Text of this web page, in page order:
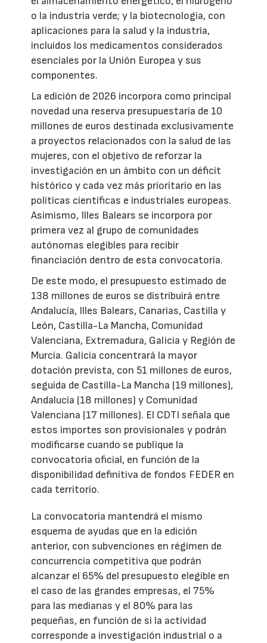
o la industria verde; y la biotecnología, con
aplicaciones para la salud y la industria,
incluidos los medicamentos considerados
esenciales por la Unión Europea y sus
componentes.
La edición de 2026 incorpora como principal
novedad una reserva presupuestaria de 10
millones de euros destinada exclusivamente
a proyectos relacionados con la salud de las
mujeres, con el objetivo de reforzar la
investigación en un ámbito con un déficit
histórico y cada vez más prioritario en las
políticas científicas e industriales europeas.
Asimismo, Illes Balears se incorpora por
primera vez al grupo de comunidades
autónomas elegibles para recibir
financiación dentro de esta convocatoria.
De este modo, el presupuesto estimado de
138 millones de euros se distribuirá entre
Andalucía, Illes Balears, Canarias, Castilla y
León, Castilla-La Mancha, Comunidad
Valenciana, Extremadura, Galicia y Región de
Murcia. Galicia concentrará la mayor
dotación prevista, con 51 millones de euros,
seguida de Castilla-La Mancha (19 millones),
Andalucía (18 millones) y Comunidad
Valenciana (17 millones). El CDTI señala que
estos importes son provisionales y podrán
modificarse cuando se publique la
convocatoria oficial, en función de la
disponibilidad definitiva de fondos FEDER en
cada territorio.
La convocatoria mantendrá el mismo
esquema de ayudas que en la edición
anterior, con subvenciones en régimen de
concurrencia competitiva que podrán
alcanzar el 65% del presupuesto elegible en
el caso de las grandes empresas, el 75%
para las medianas y el 80% para las
pequeñas, en función de si la actividad
corresponde a investigación industrial o a